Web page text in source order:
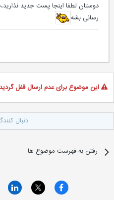
دوستان لطفا اینجا پست جدید
رسانی بشه
این موضوع برای عدم ارسال قفل
دنبال کنندگان
رفتن به فهرست موضوع ها